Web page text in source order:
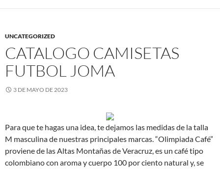
UNCATEGORIZED
CATALOGO CAMISETAS
FUTBOL JOMA
3 DE MAYO DE 2023
Para que te hagas una idea, te dejamos las medidas de la talla
M masculina de nuestras principales marcas. “Olimpiada Café”
proviene de las Altas Montañas de Veracruz, es un café tipo
colombiano con aroma y cuerpo 100 por ciento natural y, se